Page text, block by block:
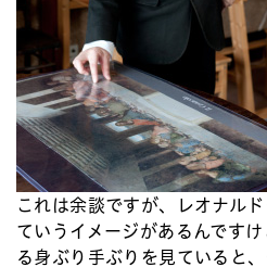
これは余談ですが、レオナル
ていうイメージがあるんです
る身ぶり手ぶりを見ていると